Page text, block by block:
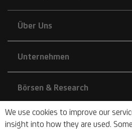
We use cookies to improve our
insight into how they are used.
Über Uns
Unternehmen
Börsen & Research
Blog